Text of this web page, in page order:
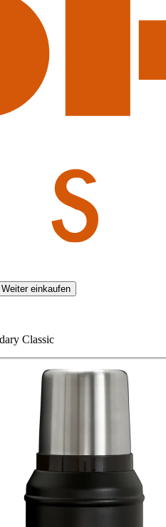
Weiter einkaufen
Classic